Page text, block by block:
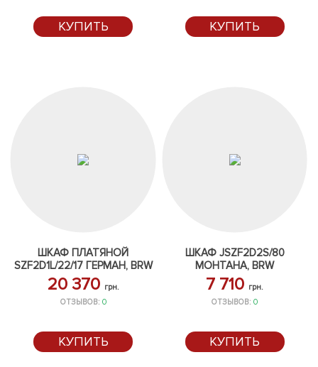
КУПИТЬ КУПИТЬ
ШКАФ ПЛАТЯНОЙ
SZF2D1L/22/17 ГЕРМАН, BRW
20 370 грн.
ОТЗЫВОВ: 0
КУПИТЬ
ШКАФ JSZF2D2S/80
МОНТАНА, BRW
7 710 грн.
ОТЗЫВОВ:0
КУПИТЬ